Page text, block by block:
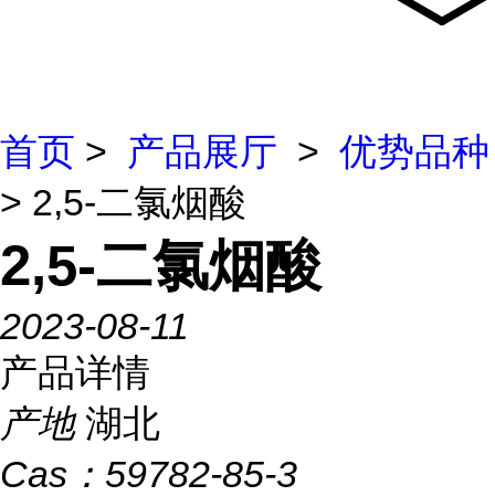
首页 > 产品展厅 > 优势品种
> 2,5-二氯烟酸
2,5-二氯烟酸
2023-08-11
产品详情
产地 湖北
Cas： 59782-85-3